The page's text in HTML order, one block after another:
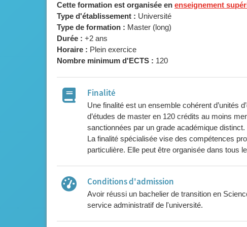
Cette formation est organisée en enseignement
Type d'établissement : Université
Type de formation : Master (long)
Durée : +2 ans
Horaire : Plein exercice
Nombre minimum d'ECTS : 120
Finalité
Une finalité est un ensemble cohérent d’unités
d’études de master en 120 crédits au moins
sanctionnées par un grade académique distinct.
La finalité spécialisée vise des compétences
particulière. Elle peut être organisée dans tous
Conditions d'admission
Avoir réussi un bachelier de transition en
service administratif de l'université.